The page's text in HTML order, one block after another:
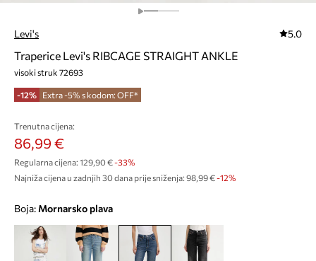
Levi's 5.0
Traperice Levi's RIBCAGE STRAIGHT ANKLE
visoki struk 72693
-12% Extra -5% s kodom: OFF*
Trenutna cijena:
86,99 €
Regularna cijena: 129,90 €-33%
Najniža cijena u zadnjih 30 dana prije sniženja: 98,99 € -12%
Boja: mornarsko plava